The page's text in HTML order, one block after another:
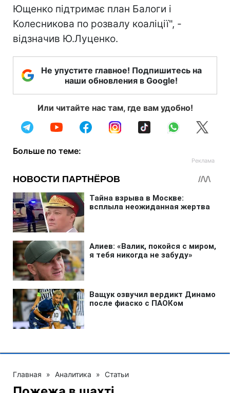
Ющенко підтримає план Балоги і
Колесникова по розвалу коаліції", -
відзначив Ю.Луценко.
Не упустите главное! Подпишитесь на
наши обновления в Google!
Или читайте нас там, где вам удобно!
Больше по теме:
Главная » Аналитика » Статьи